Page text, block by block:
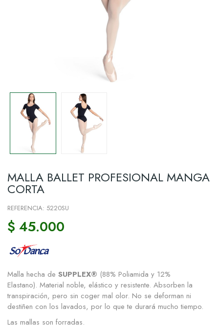
MALLA BALLET PROFESIONAL MANGA
CORTA
REFERENCIA: 5220SU
$ 45.000
Malla hecha de SUPPLEX® (88% Poliamida y 12%
Elastano). Material noble, elástico y resistente. Absorben la
transpiración, pero sin coger mal olor. No se deforman ni
destiñen con los lavados, por lo que te durará mucho tiempo.
Las mallas son forradas.